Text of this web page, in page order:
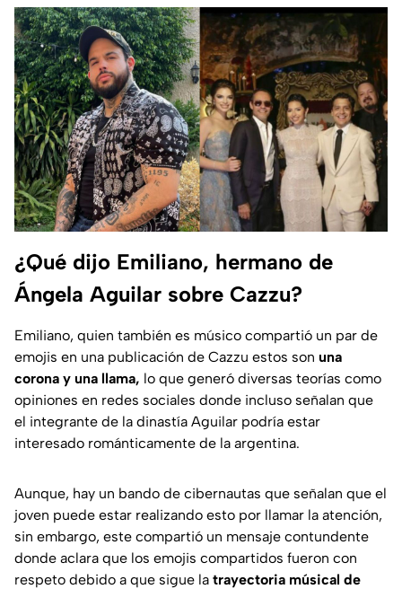
¿Qué dijo Emiliano, hermano de
Ángela Aguilar sobre Cazzu?
Emiliano, quien también es músico compartió un par de
emojis en una publicación de Cazzu estos son una
corona y una llama, lo que generó diversas teorías como
opiniones en redes sociales donde incluso señalan que
el integrante de la dinastía Aguilar podría estar
interesado románticamente de la argentina.
Aunque, hay un bando de cibernautas que señalan que el
joven puede estar realizando esto por llamar la atención,
sin embargo, este compartió un mensaje contundente
donde aclara que los emojis compartidos fueron con
respeto debido a que sigue la trayectoria músical de